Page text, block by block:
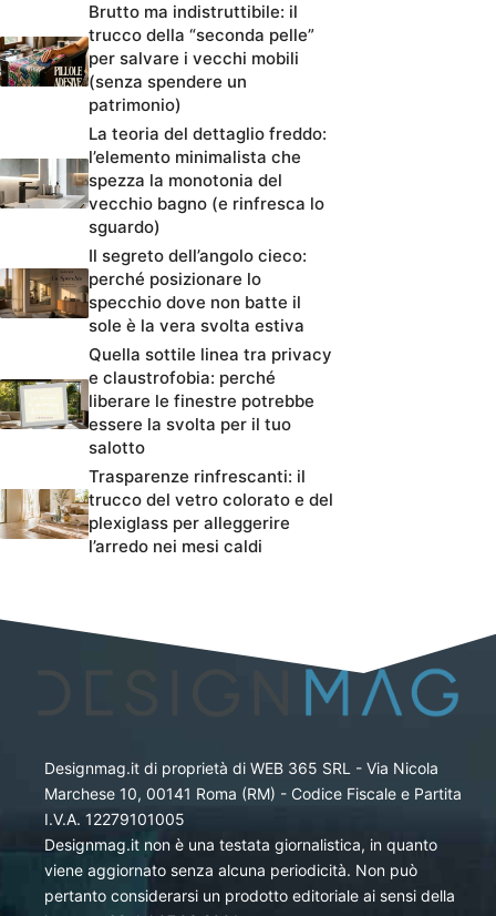
Brutto ma indistruttibile: il
trucco della “seconda pelle”
per salvare i vecchi mobili
(senza spendere un
patrimonio)
La teoria del dettaglio freddo:
l’elemento minimalista che
spezza la monotonia del
vecchio bagno (e rinfresca lo
sguardo)
Il segreto dell’angolo cieco:
perché posizionare lo
specchio dove non batte il
sole è la vera svolta estiva
Quella sottile linea tra privacy
e claustrofobia: perché
liberare le finestre potrebbe
essere la svolta per il tuo
salotto
Trasparenze rinfrescanti: il
trucco del vetro colorato e del
plexiglass per alleggerire
l’arredo nei mesi caldi
Designmag.it di proprietà di WEB 365 SRL - Via Nicola
Marchese 10, 00141 Roma (RM) - Codice Fiscale e Partita
I.V.A. 12279101005
Designmag.it non è una testata giornalistica, in quanto
viene aggiornato senza alcuna periodicità. Non può
pertanto considerarsi un prodotto editoriale ai sensi della